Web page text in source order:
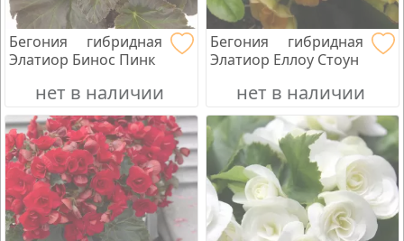
Бегония гибридная
Элатиор Бинос Пинк
нет в наличии
Бегония гибридная
Элатиор Еллоу Стоун
нет в наличии